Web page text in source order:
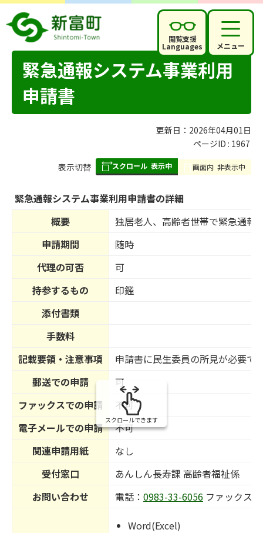
閲覧支援
Languages メニュー
緊急通報システム事業利用
申請書
更新日：2026年04月01日
ページID : 1967
表
み
の
表示切替 スクロール 表示中 画面内 非表示中
緊急通報システム事業利用申請書の詳細
概要
独居老人、高齢者世帯で緊急通報
申請期間
随時
代理の可否
可
持参するもの
印鑑
添付書類
手数料
記載要領・注意事項
申請書に民生委員の所見が必要で
郵送での申請
可
ファックスでの申請
不可
電子メールでの申請
不可
関連申請用紙
なし
受付窓口
あんしん長寿課 高齢者福祉係
お問い合わせ
電話： 0983-33-6056 ファックス
Word(Excel)
スクロールできます